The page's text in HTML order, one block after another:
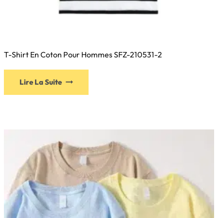
T-Shirt En Coton Pour Hommes SFZ-210531-2
Lire La Suite
options
peuvent
être
choisies
sur